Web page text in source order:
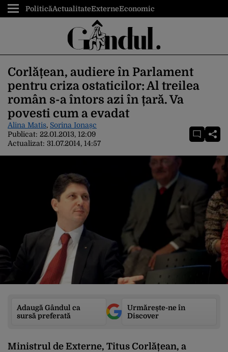
PoliticăActualitateExterneEconomic
Corlățean, audiere în Parlament
pentru criza ostaticilor: Al treilea
român s-a întors azi în țară. Va
povesti cum a evadat
Alina Matis, Sorina Ionașc
Publicat: 22.01.2013, 12:09
Actualizat: 31.07.2014, 14:57
Adaugă Gândul ca
sursă preferată
Urmărește-ne în
Discover
Ministrul de Externe, Titus Corlățean, a